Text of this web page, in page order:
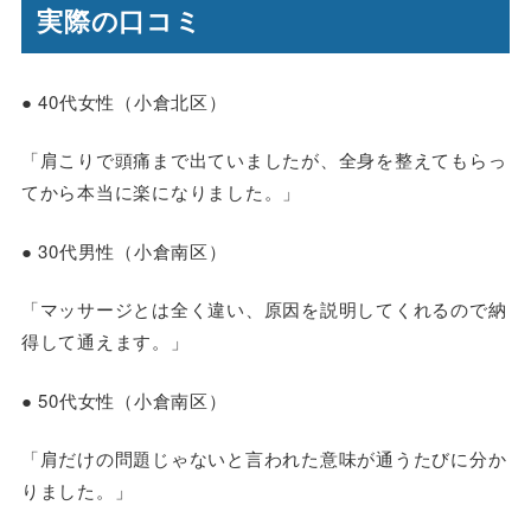
実際の口コミ
● 40代女性（小倉北区）
「肩こりで頭痛まで出ていましたが、全身を整えてもらっ
てから本当に楽になりました。」
● 30代男性（小倉南区）
「マッサージとは全く違い、原因を説明してくれるので納
得して通えます。」
● 50代女性（小倉南区）
「肩だけの問題じゃないと言われた意味が通うたびに分か
りました。」